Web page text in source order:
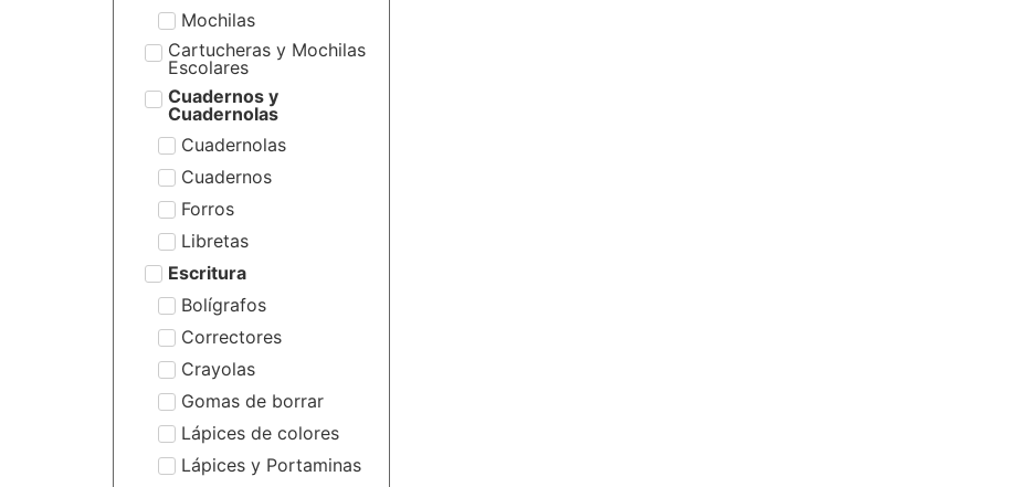
Mochilas
Cartucheras y Mochilas
Escolares
Cuadernos y
Cuadernolas
Cuadernolas
Cuadernos
Forros
Libretas
Escritura
Bolígrafos
Correctores
Crayolas
Gomas de borrar
Lápices de colores
Lápices y Portaminas